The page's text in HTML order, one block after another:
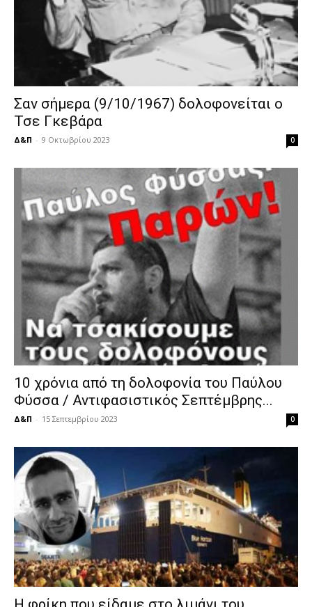
Σαν σήμερα (9/10/1967) δολοφονείται ο
Τσε Γκεβάρα
Δ&Π - 9 Οκτωβρίου 2023 0
10 χρόνια από τη δολοφονία του Παύλου
Φύσσα / Αντιφασιστικός Σεπτέμβρης...
Δ&Π - 15 Σεπτεμβρίου 2023 0